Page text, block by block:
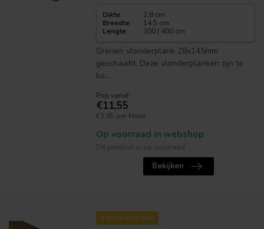
Dikte:
2,8 cm
Breedte:
14.5 cm
Lengte: 300 | 400 cm
Grenen vlonderplank 28x145mm
geschaafd. Deze vlonderplanken zijn te
ko...
Prijs vanaf
€11,55
€3,85 per Meter
Op voorraad in webshop
Dit product is op voorraad.
Bekijken
STAFFELKORTING